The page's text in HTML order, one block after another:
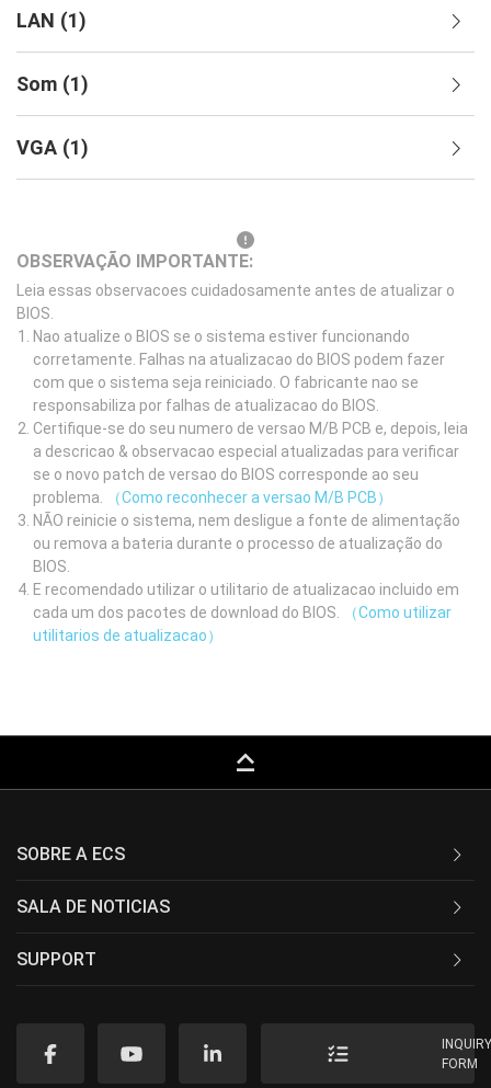
LAN (1)
Som (1)
VGA (1)
OBSERVAÇÃO IMPORTANTE:
Leia essas observacoes cuidadosamente antes de atualizar o
BIOS.
Nao atualize o BIOS se o sistema estiver funcionando
corretamente. Falhas na atualizacao do BIOS podem fazer
com que o sistema seja reiniciado. O fabricante nao se
responsabiliza por falhas de atualizacao do BIOS.
Certifique-se do seu numero de versao M/B PCB e, depois, leia
a descricao & observacao especial atualizadas para verificar
se o novo patch de versao do BIOS corresponde ao seu
problema.
（Como reconhecer a versao M/B PCB）
NÃO reinicie o sistema, nem desligue a fonte de alimentação
ou remova a bateria durante o processo de atualização do
BIOS.
E recomendado utilizar o utilitario de atualizacao incluido em
cada um dos pacotes de download do BIOS.
（Como utilizar
utilitarios de atualizacao）
keyboard_capslock
SOBRE A ECS
SALA DE NOTICIAS
SUPPORT
FORM